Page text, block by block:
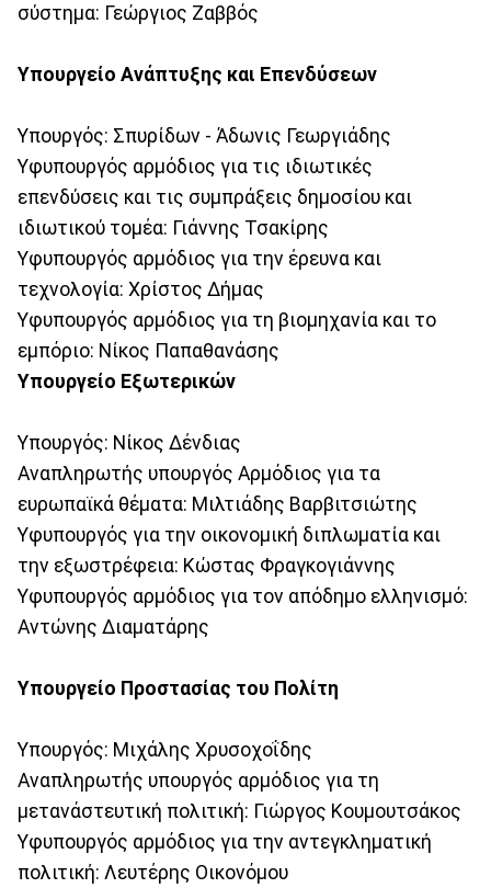
σύστημα: Γεώργιος Ζαββός
Υπουργείο Ανάπτυξης και Επενδύσεων
Υπουργός: Σπυρίδων - Άδωνις Γεωργιάδης
Υφυπουργός αρμόδιος για τις ιδιωτικές
επενδύσεις και τις συμπράξεις δημοσίου και
ιδιωτικού τομέα: Γιάννης Τσακίρης
Υφυπουργός αρμόδιος για την έρευνα και
τεχνολογία: Χρίστος Δήμας
Υφυπουργός αρμόδιος για τη βιομηχανία και το
εμπόριο: Νίκος Παπαθανάσης
Υπουργείο Εξωτερικών
Υπουργός: Νίκος Δένδιας
Αναπληρωτής υπουργός Αρμόδιος για τα
ευρωπαϊκά θέματα: Μιλτιάδης Βαρβιτσιώτης
Υφυπουργός για την οικονομική διπλωματία και
την εξωστρέφεια: Κώστας Φραγκογιάννης
Υφυπουργός αρμόδιος για τον απόδημο ελληνισμό:
Αντώνης Διαματάρης
Υπουργείο Προστασίας του Πολίτη
Υπουργός: Μιχάλης Χρυσοχοΐδης
Αναπληρωτής υπουργός αρμόδιος για τη
μετανάστευτική πολιτική: Γιώργος Κουμουτσάκος
Υφυπουργός αρμόδιος για την αντεγκληματική
πολιτική: Λευτέρης Οικονόμου